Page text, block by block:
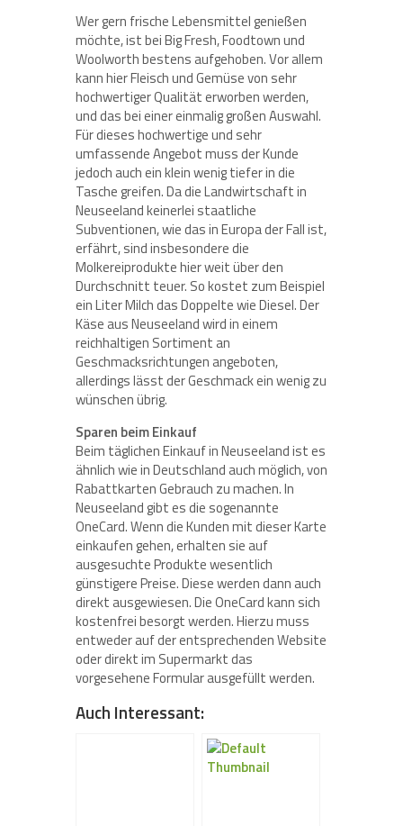
Wer gern frische Lebensmittel genießen
möchte, ist bei Big Fresh, Foodtown und
Woolworth bestens aufgehoben. Vor allem
kann hier Fleisch und Gemüse von sehr
hochwertiger Qualität erworben werden,
und das bei einer einmalig großen Auswahl.
Für dieses hochwertige und sehr
umfassende Angebot muss der Kunde
jedoch auch ein klein wenig tiefer in die
Tasche greifen. Da die Landwirtschaft in
Neuseeland keinerlei staatliche
Subventionen, wie das in Europa der Fall ist,
erfährt, sind insbesondere die
Molkereiprodukte hier weit über den
Durchschnitt teuer. So kostet zum Beispiel
ein Liter Milch das Doppelte wie Diesel. Der
Käse aus Neuseeland wird in einem
reichhaltigen Sortiment an
Geschmacksrichtungen angeboten,
allerdings lässt der Geschmack ein wenig zu
wünschen übrig.
Sparen beim Einkauf
Beim täglichen Einkauf in Neuseeland ist es
ähnlich wie in Deutschland auch möglich, von
Rabattkarten Gebrauch zu machen. In
Neuseeland gibt es die sogenannte
OneCard. Wenn die Kunden mit dieser Karte
einkaufen gehen, erhalten sie auf
ausgesuchte Produkte wesentlich
günstigere Preise. Diese werden dann auch
direkt ausgewiesen. Die OneCard kann sich
kostenfrei besorgt werden. Hierzu muss
entweder auf der entsprechenden Website
oder direkt im Supermarkt das
vorgesehene Formular ausgefüllt werden.
Auch Interessant: